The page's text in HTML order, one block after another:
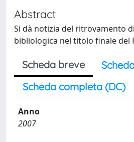
Abstract
Si dà notizia del ritrovamento
bibliologica nel titolo finale del
Scheda breve
Scheda completa (DC)
Anno
2007